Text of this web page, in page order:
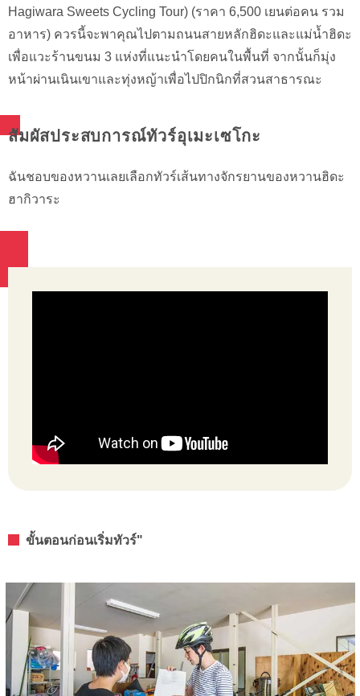
Hagiwara Sweets Cycling Tour) (ราคา 6,500 เยนต่อคน รวม
อาหาร) ควรนี้จะพาคุณไปตามถนนสายหลักฮิดะและแม่น้ำฮิดะ
เพื่อแวะร้านขนม 3 แห่งที่แนะนำโดยคนในพื้นที่ จากนั้นก็มุ่ง
หน้าผ่านเนินเขาและทุ่งหญ้าเพื่อไปปิกนิกที่สวนสาธารณะ
สัมผัสประสบการณ์ทัวร์อุเมะเซโกะ
ฉันชอบของหวานเลยเลือกทัวร์เส้นทางจักรยานของหวานฮิดะ
ฮากิวาระ
ขั้นตอนก่อนเริ่มทัวร์"